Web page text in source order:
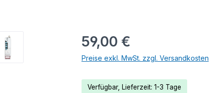
59,00 €
Preise exkl. MwSt. zzgl. Versandkosten
Verfügbar, Lieferzeit: 1-3 Tage